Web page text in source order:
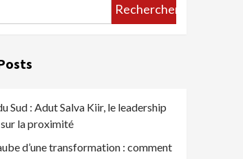
Rechercher
Sud : Adut Salva Kiir, le leadership
la proximité
d’une transformation : comment